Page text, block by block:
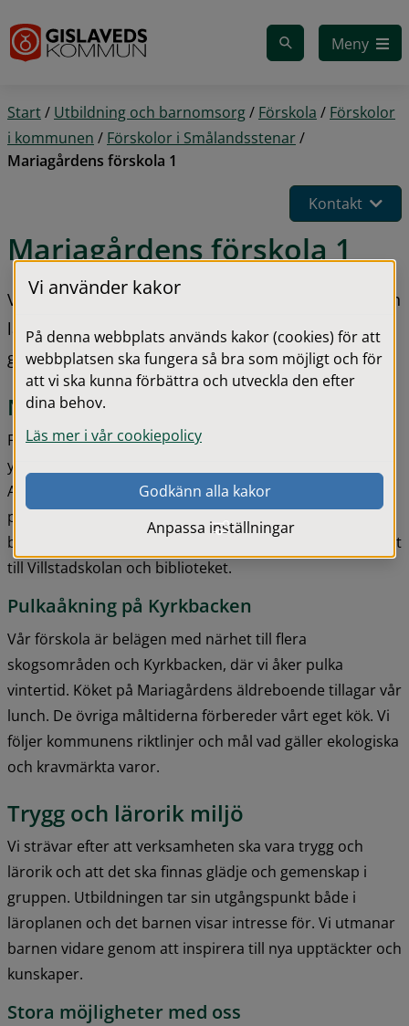
Meny
Start/ Utbildning och barnomsorg/ Förskola / Förskolor
i kommunen / Förskolor i Smålandsstenar/
Mariagårdens förskola 1
Kontakt
Mariagårdens förskola 1
Vi strävar efter att verksamheten ska vara trygg och
lärorik och att det ska finnas glädje och
gemenskap i gruppen.
Närhet och tätt samarbete
Förskolan består av två avdelningar; Blåsippan för de
yngre barnen och Vitsippan för de äldre barnen.
Avdelningarna samarbetar tätt och barnen lär känna
pedagogerna från båda avdelningarna. Vi är en centralt
belägen förskola med en stor härlig gård och med närhet
till Villstadskolan och biblioteket.
Pulkaåkning på Kyrkbacken
Vår förskola är belägen med närhet till flera
skogsområden och Kyrkbacken, där vi åker pulka
vintertid. Köket på Mariagårdens äldreboende tillagar vår
lunch. De övriga måltiderna förbereder vårt eget kök. Vi
följer kommunens riktlinjer och mål vad gäller ekologiska
och kravmärkta varor.
Trygg och lärorik miljö
Vi strävar efter att verksamheten ska vara trygg och
lärorik och att det ska finnas glädje och gemenskap i
gruppen. Utbildningen tar sin utgångspunkt både i
läroplanen och det barnen visar intresse för. Vi utmanar
barnen vidare genom att inspirera till nya upptäckter och
kunskaper.
Stora möjligheter med oss
Vi använder kakor
På denna webbplats används kakor (cookies) för att
webbplatsen ska fungera så bra som möjligt och för
att vi ska kunna förbättra och utveckla den efter
dina behov.
Läs mer i vår cookiepolicy
Godkänn alla kakor
Anpassa inställningar